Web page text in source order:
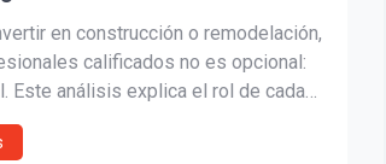
en construcción o remodelación,
calificados no es opcional:
Este análisis explica el rol de cada
los riesgos de la improvisación y
mala decisión puede costar mucho